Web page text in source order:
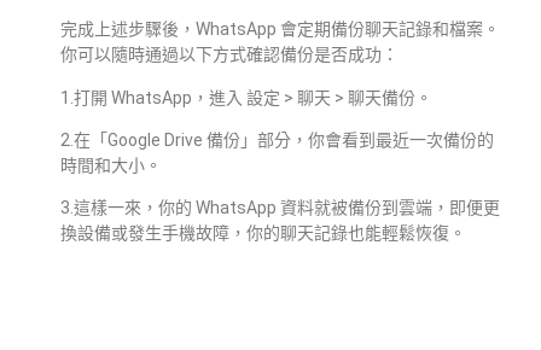
完成上述步驟後，WhatsApp 會定期備份聊天記錄和檔案。
你可以隨時通過以下方式確認備份是否成功：
1.打開 WhatsApp，進入 設定 > 聊天 > 聊天備份。
2.在「Google Drive 備份」部分，你會看到最近一次備份的
時間和大小。
3.這樣一來，你的 WhatsApp 資料就被備份到雲端，即便更
換設備或發生手機故障，你的聊天記錄也能輕鬆恢復。